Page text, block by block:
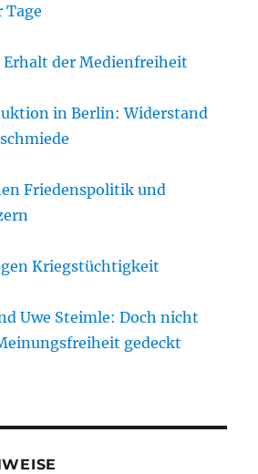
Tage
Erhalt der Medienfreiheit
in Berlin: Widerstand
Friedenspolitik und
Kriegstüchtigkeit
Uwe Steimle: Doch nicht
gedeckt